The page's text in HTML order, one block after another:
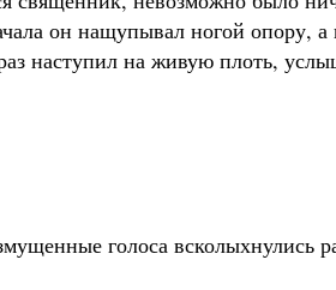
он нащупывал ногой опору,
наступил на живую плоть,
голоса всколыхнулись